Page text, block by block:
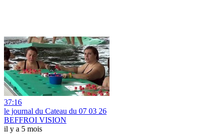
37:16
le journal du Cateau du 07 03 26
BEFFROI VISION
il y a 5 mois